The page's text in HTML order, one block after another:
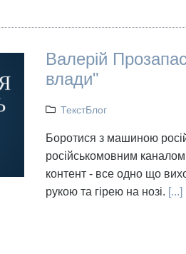
Валерій
влади"
ТекстБлог
Боротися з машиною
російськомовним
контент - все одно що
рукою та гірею на нозі. [...]